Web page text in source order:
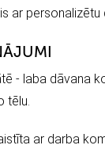
ar personalizētu
- laba dāvana
tēlu.
ar darba